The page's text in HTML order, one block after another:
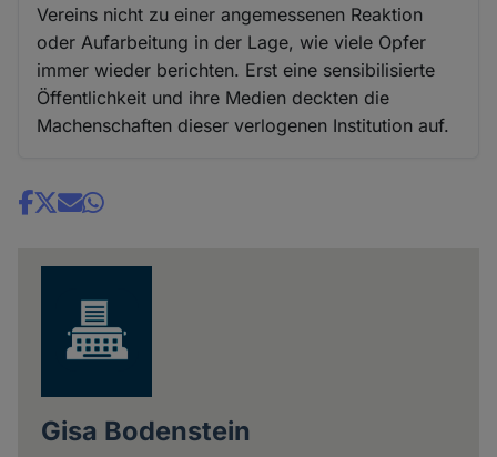
Vereins nicht zu einer angemessenen Reaktion
oder Aufarbeitung in der Lage, wie viele Opfer
immer wieder berichten. Erst eine sensibilisierte
Öffentlichkeit und ihre Medien deckten die
Machenschaften dieser verlogenen Institution auf.
Share
Gisa Bodenstein